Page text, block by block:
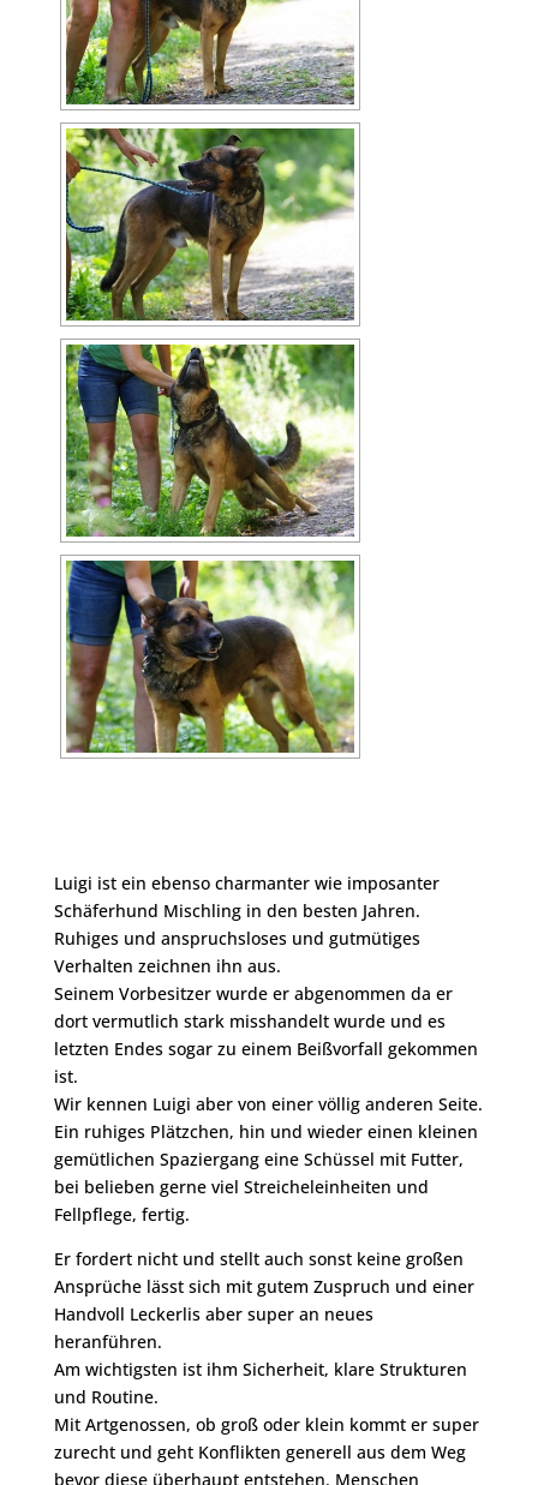
Luigi ist ein ebenso charmanter wie imposanter
Schäferhund Mischling in den besten Jahren.
Ruhiges und anspruchsloses und gutmütiges
Verhalten zeichnen ihn aus.
Seinem Vorbesitzer wurde er abgenommen da er
dort vermutlich stark misshandelt wurde und es
letzten Endes sogar zu einem Beißvorfall gekommen
ist.
Wir kennen Luigi aber von einer völlig anderen Seite.
Ein ruhiges Plätzchen, hin und wieder einen kleinen
gemütlichen Spaziergang eine Schüssel mit Futter,
bei belieben gerne viel Streicheleinheiten und
Fellpflege, fertig.
Er fordert nicht und stellt auch sonst keine großen
Ansprüche lässt sich mit gutem Zuspruch und einer
Handvoll Leckerlis aber super an neues
heranführen.
Am wichtigsten ist ihm Sicherheit, klare Strukturen
und Routine.
Mit Artgenossen, ob groß oder klein kommt er super
zurecht und geht Konflikten generell aus dem Weg
bevor diese überhaupt entstehen. Menschen